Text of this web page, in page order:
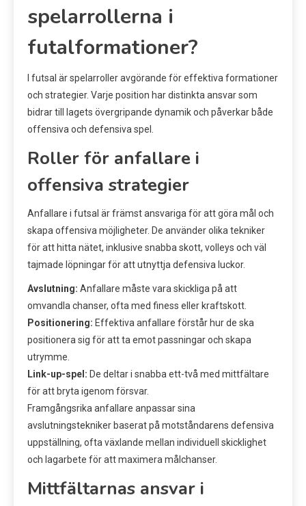
spelarrollerna i
futalformationer?
I futsal är spelarroller avgörande för effektiva formationer
och strategier. Varje position har distinkta ansvar som
bidrar till lagets övergripande dynamik och påverkar både
offensiva och defensiva spel.
Roller för anfallare i
offensiva strategier
Anfallare i futsal är främst ansvariga för att göra mål och
skapa offensiva möjligheter. De använder olika tekniker
för att hitta nätet, inklusive snabba skott, volleys och väl
tajmade löpningar för att utnyttja defensiva luckor.
Avslutning: Anfallare måste vara skickliga på att
omvandla chanser, ofta med finess eller kraftskott.
Positionering: Effektiva anfallare förstår hur de ska
positionera sig för att ta emot passningar och skapa
utrymme.
Link-up-spel: De deltar i snabba ett-två med mittfältare
för att bryta igenom försvar.
Framgångsrika anfallare anpassar sina
avslutningstekniker baserat på motståndarens defensiva
uppställning, ofta växlande mellan individuell skicklighet
och lagarbete för att maximera målchanser.
Mittfältarnas ansvar i